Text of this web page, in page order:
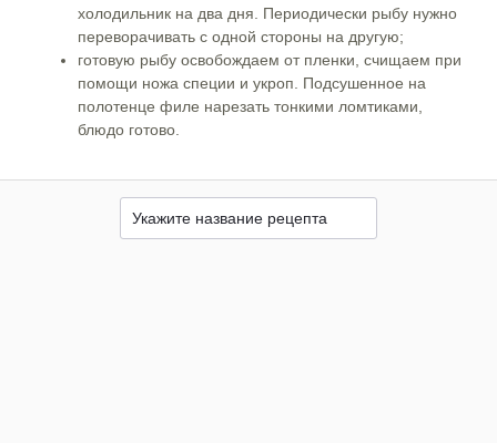
холодильник на два дня. Периодически рыбу нужно
переворачивать с одной стороны на другую;
готовую рыбу освобождаем от пленки, счищаем при
помощи ножа специи и укроп. Подсушенное на
полотенце филе нарезать тонкими ломтиками,
блюдо готово.